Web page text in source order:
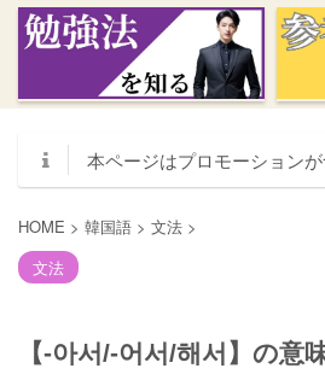
本ページはプロモーションが
HOME > 韓国語 > 文法 >
文法
【-아서/-어서/해서】の意